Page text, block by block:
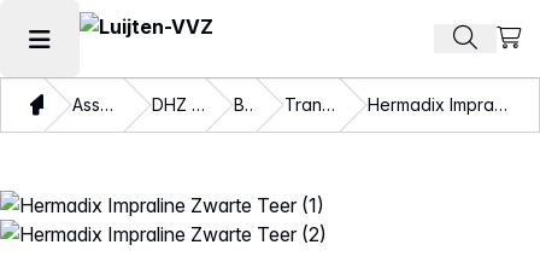
Hoofdmenu openen Zoek
Thuis Assortiment DHZ verven Beits Transparant Hermadix Impraline Zwarte Teer